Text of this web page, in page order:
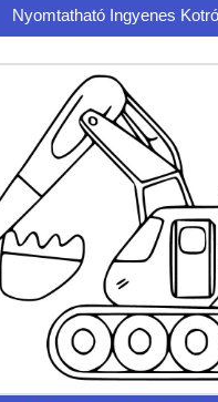
Nyomtatható Ingyenes